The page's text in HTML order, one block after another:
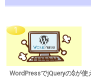
WordPressでjQueryの$が使